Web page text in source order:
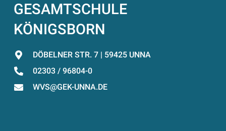
GESAMTSCHULE
KÖNIGSBORN
DÖBELNER STR. 7 | 59425 UNNA
02303 / 96804-0
WVS@GEK-UNNA.DE